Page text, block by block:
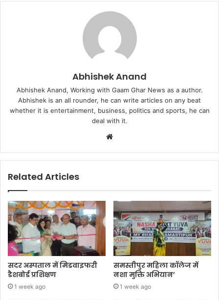
Abhishek Anand
Abhishek Anand, Working with Gaam Ghar News as a author.
Abhishek is an all rounder, he can write articles on any beat
whether it is entertainment, business, politics and sports, he can
deal with it.
Website
Related Articles
सदर अस्पताल में मिडवाइफरी
डैशबोर्ड प्रशिक्षण
1 week ago
समस्तीपुर महिला कॉलेज में
नशा मुक्ति अभियान’
1 week ago